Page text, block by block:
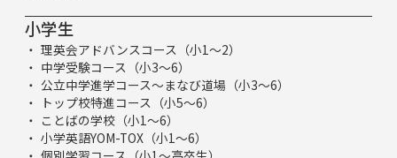
小学生
理英会アドバンスコース（小1～2）
中学受験コース（小3～6）
公立中学進学コース～まなび道場（小3～6）
トップ校特進コース（小5～6）
ことばの学校（小1～6）
小学英語YOM-TOX（小1～6）